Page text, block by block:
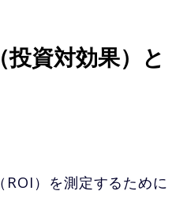
投資対効果）と
）を測定するために